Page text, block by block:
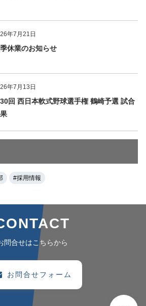
年7月21日
休業のお知らせ
年7月13日
回 西日本軟式野球選手権 鶴崎予選 試合
#採用情報
問合せはこちらから
お問合せフォーム